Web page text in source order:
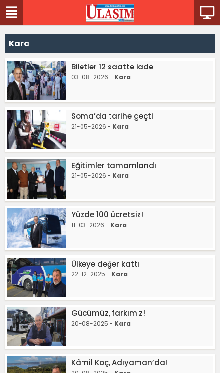
Kara
Biletler 12 saatte iade
03-08-2026 - Kara
Soma’da tarihe geçti
21-05-2026 - Kara
Eğitimler tamamlandı
21-05-2026 - Kara
Yüzde 100 ücretsiz!
11-03-2026 - Kara
Ülkeye değer kattı
22-12-2025 - Kara
Gücümüz, farkımız!
20-08-2025 - Kara
Kâmil Koç, Adıyaman’da!